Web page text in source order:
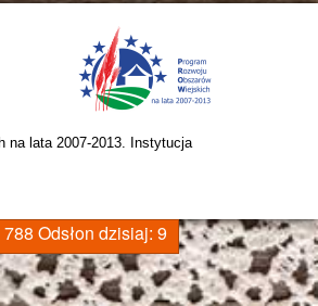
na lata 2007-2013. Instytucja
Odsłon dzisiaj: 9